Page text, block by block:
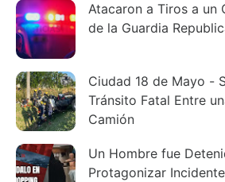
Atacaron a Tiros a un
de la Guardia
Ciudad 18 de Mayo -
Tránsito Fatal Entre
Camión
Un Hombre fue
Protagonizar